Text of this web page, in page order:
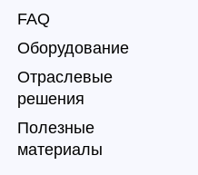
FAQ
Оборудование
Отраслевые
решения
Полезные
материалы